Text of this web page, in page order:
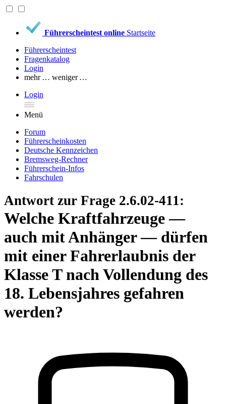
Führerscheintest online Startseite
Führerscheintest
Fragenkatalog
Login
mehr … weniger …
Login
Menü
Forum
Führerscheinkosten
Deutsche Kennzeichen
Bremsweg-Rechner
Führerschein-Infos
Fahrschulen
Antwort zur Frage 2.6.02-411:
Welche Kraftfahrzeuge —
auch mit Anhänger — dürfen
mit einer Fahrerlaubnis der
Klasse T nach Vollendung des
18. Lebensjahres gefahren
werden?